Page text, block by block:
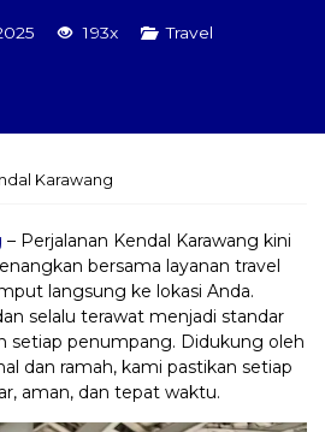
193x Travel
Karawang
– Perjalanan Kendal Karawang kini
bersama layanan travel
langsung ke lokasi Anda.
selalu terawat menjadi standar
setiap penumpang. Didukung oleh
dan ramah, kami pastikan setiap
aman, dan tepat waktu.